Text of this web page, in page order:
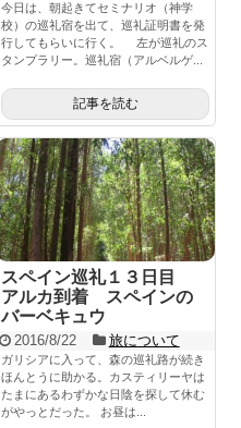
今日は、朝起きてセミナリオ（神学
校）の巡礼宿を出て、巡礼証明書を発
行してもらいに行く。 左が巡礼のス
タンプラリー。巡礼宿（アルベルゲ...
記事を読む
スペイン巡礼１３日目
アルカ到着 スペインの
バーベキュウ
2016/8/22 旅について
ガリシアに入って、森の巡礼路が続き
ほんとうに助かる。カスティリーヤは
たまにあるわずかな日陰を探して休む
がやっとだった。 お昼は...